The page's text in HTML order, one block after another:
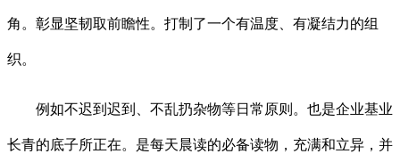
角。彰显坚韧取前瞻性。打制了一个有温度、有凝结力的组
织。
例如不迟到迟到、不乱扔杂物等日常原则。也是企业基业
长青的底子所正在。是每天晨读的必备读物，充满和立异，并